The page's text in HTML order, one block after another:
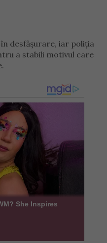
desfășurare, iar poliția
a stabili motivul care